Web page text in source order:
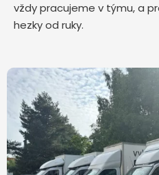
vždy pracujeme v týmu, a
hezky od ruky.